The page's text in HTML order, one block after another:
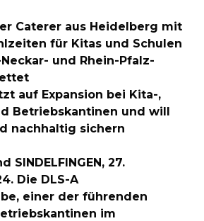
Caterer aus Heidelberg mit
für Kitas und Schulen
und Rhein-Pfalz-
auf Expansion bei Kita-,
Betriebskantinen und will
nachhaltig sichern
SINDELFINGEN, 27.
Die DLS-A
einer der führenden
im